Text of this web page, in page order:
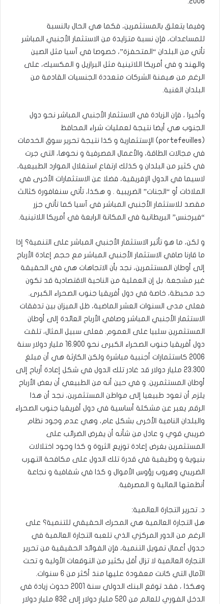
وفيما يتعلق بالمستثمرين، فكما هي الحال بالنسبة
للمساعدات، فإن نسبة متزايدة من الاستثمار الأجنبي المباشر
تأتي من البلدان “المتحفزة”، خصوصا في آسيا مثل الصين
والهند و في أمريكا اللاتينية مثل البرازيل و المكسيك، على
الرغم من هيمنة الشركات متعددة الجنسيات القادمة من
البلدان الغنية.
وأخيرا ، فإن الزيادة في الاستثمار الأجنبي المباشر نحو دول
الجنوب هي أيضا نتيجة لعمليات شراء المحافظ
(portefeuilles) الإستثمارية و كذا نتيجة تحرير سوق الخدمات
في مجالات الطاقة، والأعمال المصرفية و نحوها، التي جرت
في كثير من البلدان و كذلك ارتفاع استغلال الموارد الطبيعية،
لاسيما في الدول الإفريقية، فضلا عن الاستثمارات الأخرى في
الملاذات أو “الجنات” الضريبية . و هكذا، تأتي سنغافورة كثالث
مقصد للاستثمار الأجنبي المباشر في آسيا كما تأتي جزر
“فيرجنس” البريطانية في المكانة الرابعة في أمريكا اللاتينية.
و لكن، ما هو تأثير الاستثمار الأجنبي المباشر على التنمية؟ إذا
ما قارنا صافي الاستثمار الأجنبي المباشر مع حجم إعادة الأرباح
إلى أوطان المستثمرين، نجد بأن الاتجاهات هي في الحقيقة
غير مشجعة. بل إن العملية من الناحية الاقتصادية قد تكون
جد محبطة، خاصة في دول أفريقيا جنوب الصحراء الكبرى.
فعلى مدى السنوات العشر الماضية، ظل الميزان بين تدفقات
الاستثمار الأجنبي المباشر وصافي الأرباح العائدة إلى أوطان
المستثمرين سلبيا على العموم. فعلى سبيل المثال، تلقت
دول أفريقيا جنوب الصحراء الكبرى نحو 16.900 مليار دولار سنة
2006 كاستثمارات أجنبية مباشرة ولكن الكارثة هي أن مبلغ
23.300 مليار دولار قد غادر تلك الدول في شكل إعادة أرباح إلى
أوطان المستثمرين. و في حين أنه من الطبيعي أن بعض الأرباح
يلزم أن تعود طبيعيا إلى مواطن المستثمرين، نجد أن هذا
الرقم يعبر عن مشكلة أساسية في دول أفريقيا جنوب الصحراء
والبلدان النامية الأخرى بشكل عام، وهي عدم وجود نظام
ضريبي قوي و عادل من شأنه أن يفرض الضرائب على
المستثمرين بغرض إعادة توزيع الثروة و كذا وجود اختلالات
بنيوية و وظيفية في قدرة تلك الدول على مكافحة التهرب
الضريبي وهروب رؤوس الأموال و كذا في شفافية و نجاعة
أنظمتها المالية و المصرفية.
د. تحرير التجارة العالمية:
هل التجارة العالمية هي المحرك الحقيقي للتنمية؟ على
الرغم من الدور المركزي الذي تلعبه التجارة العالمية في
جدول أعمال تمويل التنمية، فإن الفوائد الحقيقية من تحرير
التجارة العالمية لا تزال أقل بكثير من التوقعات الأولية و تحت
الآمال التي كانت معقودة عليها منذ أكثر من 6 سنوات.
وهكذا ، فقد توقع البنك الدولي سنة 2001 حدوث زيادة في
الدخل الفوري للعالم من 520 مليار دولار إلى 832 مليار دولار